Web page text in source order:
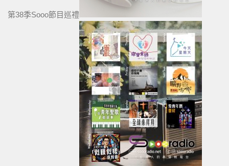
第38季Sooo節目巡禮